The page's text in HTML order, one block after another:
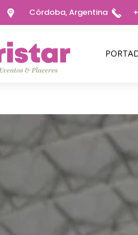
Córdoba, Argentina